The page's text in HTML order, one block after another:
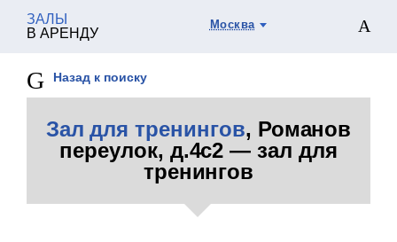
ЗАЛЫ
В АРЕНДУ
Москва
Назад к поиску
Зал для тренингов, Романов
переулок, д.4с2 — зал для
тренингов